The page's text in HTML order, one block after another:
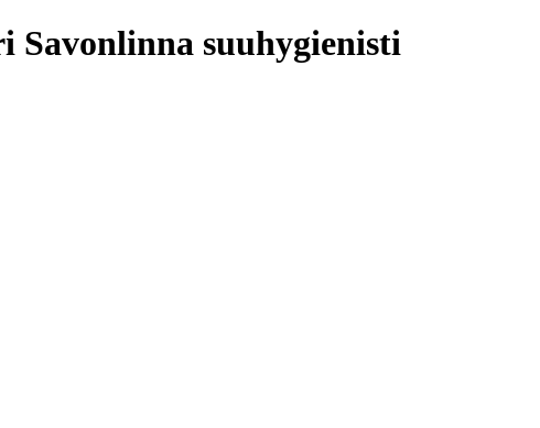
Savonlinna suuhygienisti